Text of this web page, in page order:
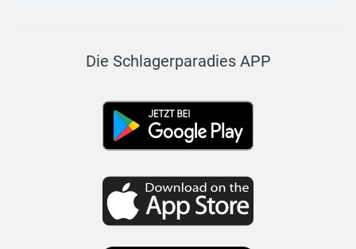
Die Schlagerparadies APP